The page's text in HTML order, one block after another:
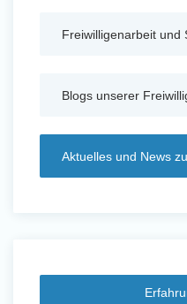
Freiwilligenarbeit und
Blogs unserer
Aktuelles und News